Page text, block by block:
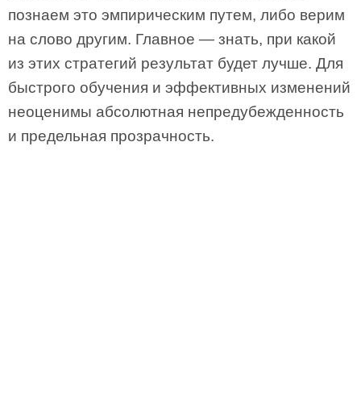
познаем это эмпирическим путем, либо верим
на слово другим. Главное — знать, при какой
из этих стратегий результат будет лучше. Для
быстрого обучения и эффективных изменений
неоценимы абсолютная непредубежденность
и предельная прозрачность.